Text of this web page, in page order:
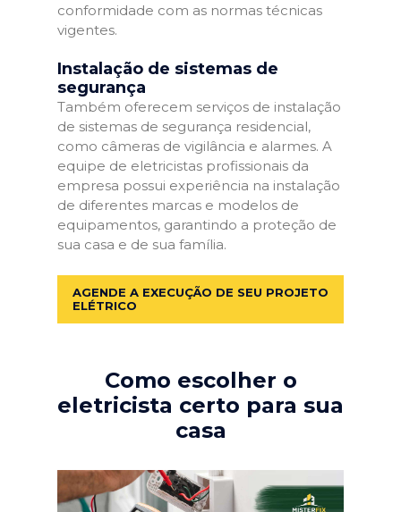
conformidade com as normas técnicas
vigentes.
Instalação de sistemas de
segurança
Também oferecem serviços de instalação
de sistemas de segurança residencial,
como câmeras de vigilância e alarmes. A
equipe de eletricistas profissionais da
empresa possui experiência na instalação
de diferentes marcas e modelos de
equipamentos, garantindo a proteção de
sua casa e de sua família.
AGENDE A EXECUÇÃO DE SEU PROJETO
ELÉTRICO
Como escolher o
eletricista certo para sua
casa